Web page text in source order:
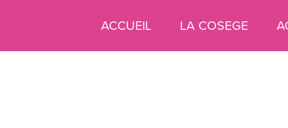
ACCUEIL LA COSEGE